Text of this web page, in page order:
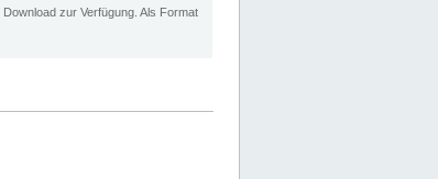
zur Verfügung. Als Format